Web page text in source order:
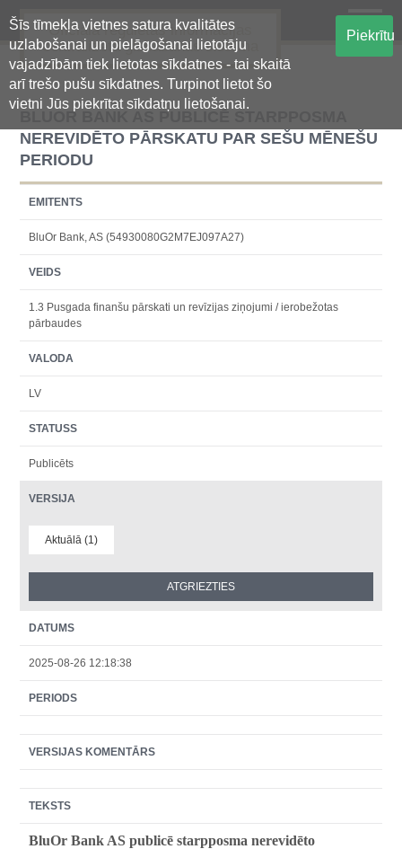
Šīs tīmekļa vietnes satura kvalitātes
uzlabošanai un pielāgošanai lietotāju
vajadzībām tiek lietotas sīkdatnes - tai skaitā
arī trešo pušu sīkdatnes. Turpinot lietot šo
vietni Jūs piekrītat sīkdatņu lietošanai.
Piekrītu
Oficiālā regulētās informācijas
centralizētā glabāšanas sistēma
BLUOR BANK AS PUBLICĒ STARPPOSMA
NEREVIDĒTO PĀRSKATU PAR SEŠU MĒNEŠU
PERIODU
EMITENTS
BluOr Bank, AS (54930080G2M7EJ097A27)
VEIDS
1.3 Pusgada finanšu pārskati un revīzijas ziņojumi / ierobežotas
pārbaudes
VALODA
LV
STATUSS
Publicēts
VERSIJA
Aktuālā (1)
DATUMS
2025-08-26 12:18:38
PERIODS
VERSIJAS KOMENTĀRS
TEKSTS
BluOr Bank AS publicē starpposma nerevidēto